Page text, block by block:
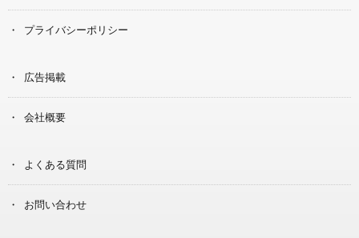
プライバシーポリシー
広告掲載
会社概要
よくある質問
お問い合わせ